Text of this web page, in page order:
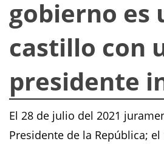
gobierno es
castillo con
presidente
El 28 de julio del 2021
Presidente de la República;